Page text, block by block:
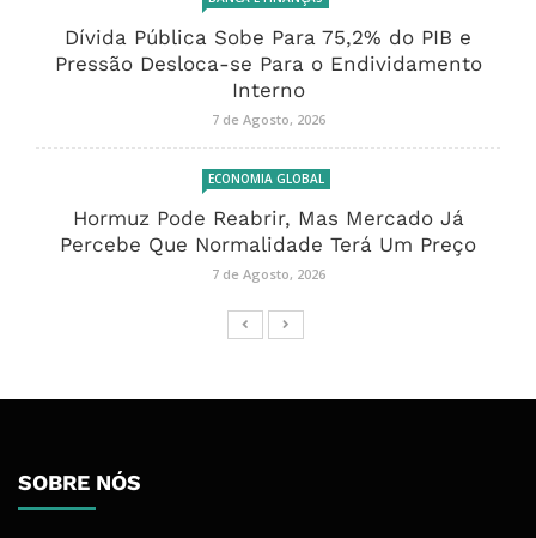
Dívida Pública Sobe Para 75,2% do PIB e
Pressão Desloca-se Para o Endividamento
Interno
7 de Agosto, 2026
ECONOMIA GLOBAL
Hormuz Pode Reabrir, Mas Mercado Já
Percebe Que Normalidade Terá Um Preço
7 de Agosto, 2026
SOBRE NÓS